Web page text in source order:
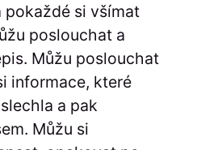
si všímat
poslouchat a
Můžu poslouchat
informace, které
a pak
Můžu si